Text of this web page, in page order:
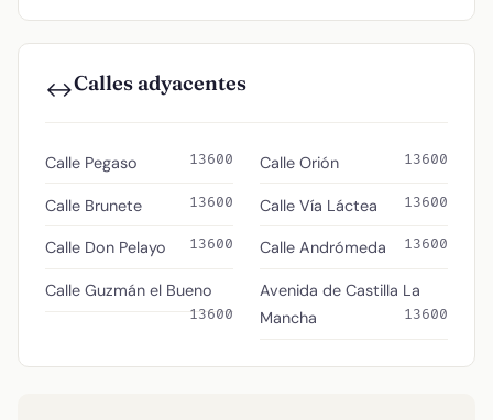
↔️Calles adyacentes
Calle Pegaso 13600
Calle Brunete 13600
Calle Don Pelayo 13600
Calle Guzmán el Bueno
13600
Calle Orión 13600
Calle Vía Láctea 13600
Calle Andrómeda 13600
Avenida de Castilla La
Mancha
13600